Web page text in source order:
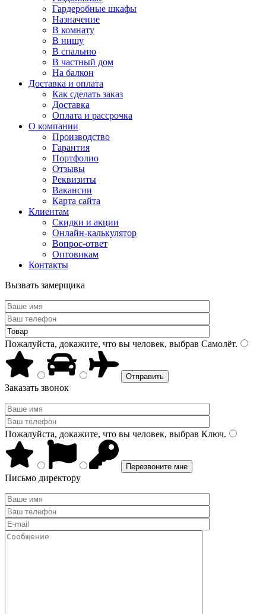
Гардеробные шкафы
Назначение
В комнату
В нишу
В спальню
В частный дом
На балкон
Доставка и оплата
Как сделать заказ
Доставка
Оплата и рассрочка
О компании
Производство
Гарантия
Портфолио
Отзывы
Реквизиты
Вакансии
Карта сайта
Клиентам
Скидки и акции
Онлайн-калькулятор
Вопрос-ответ
Оптовикам
Контакты
Вызвать замерщика
Пожалуйста, докажите, что вы человек, выбрав Самолёт.
Заказать звонок
Пожалуйста, докажите, что вы человек, выбрав Ключ.
Письмо директору